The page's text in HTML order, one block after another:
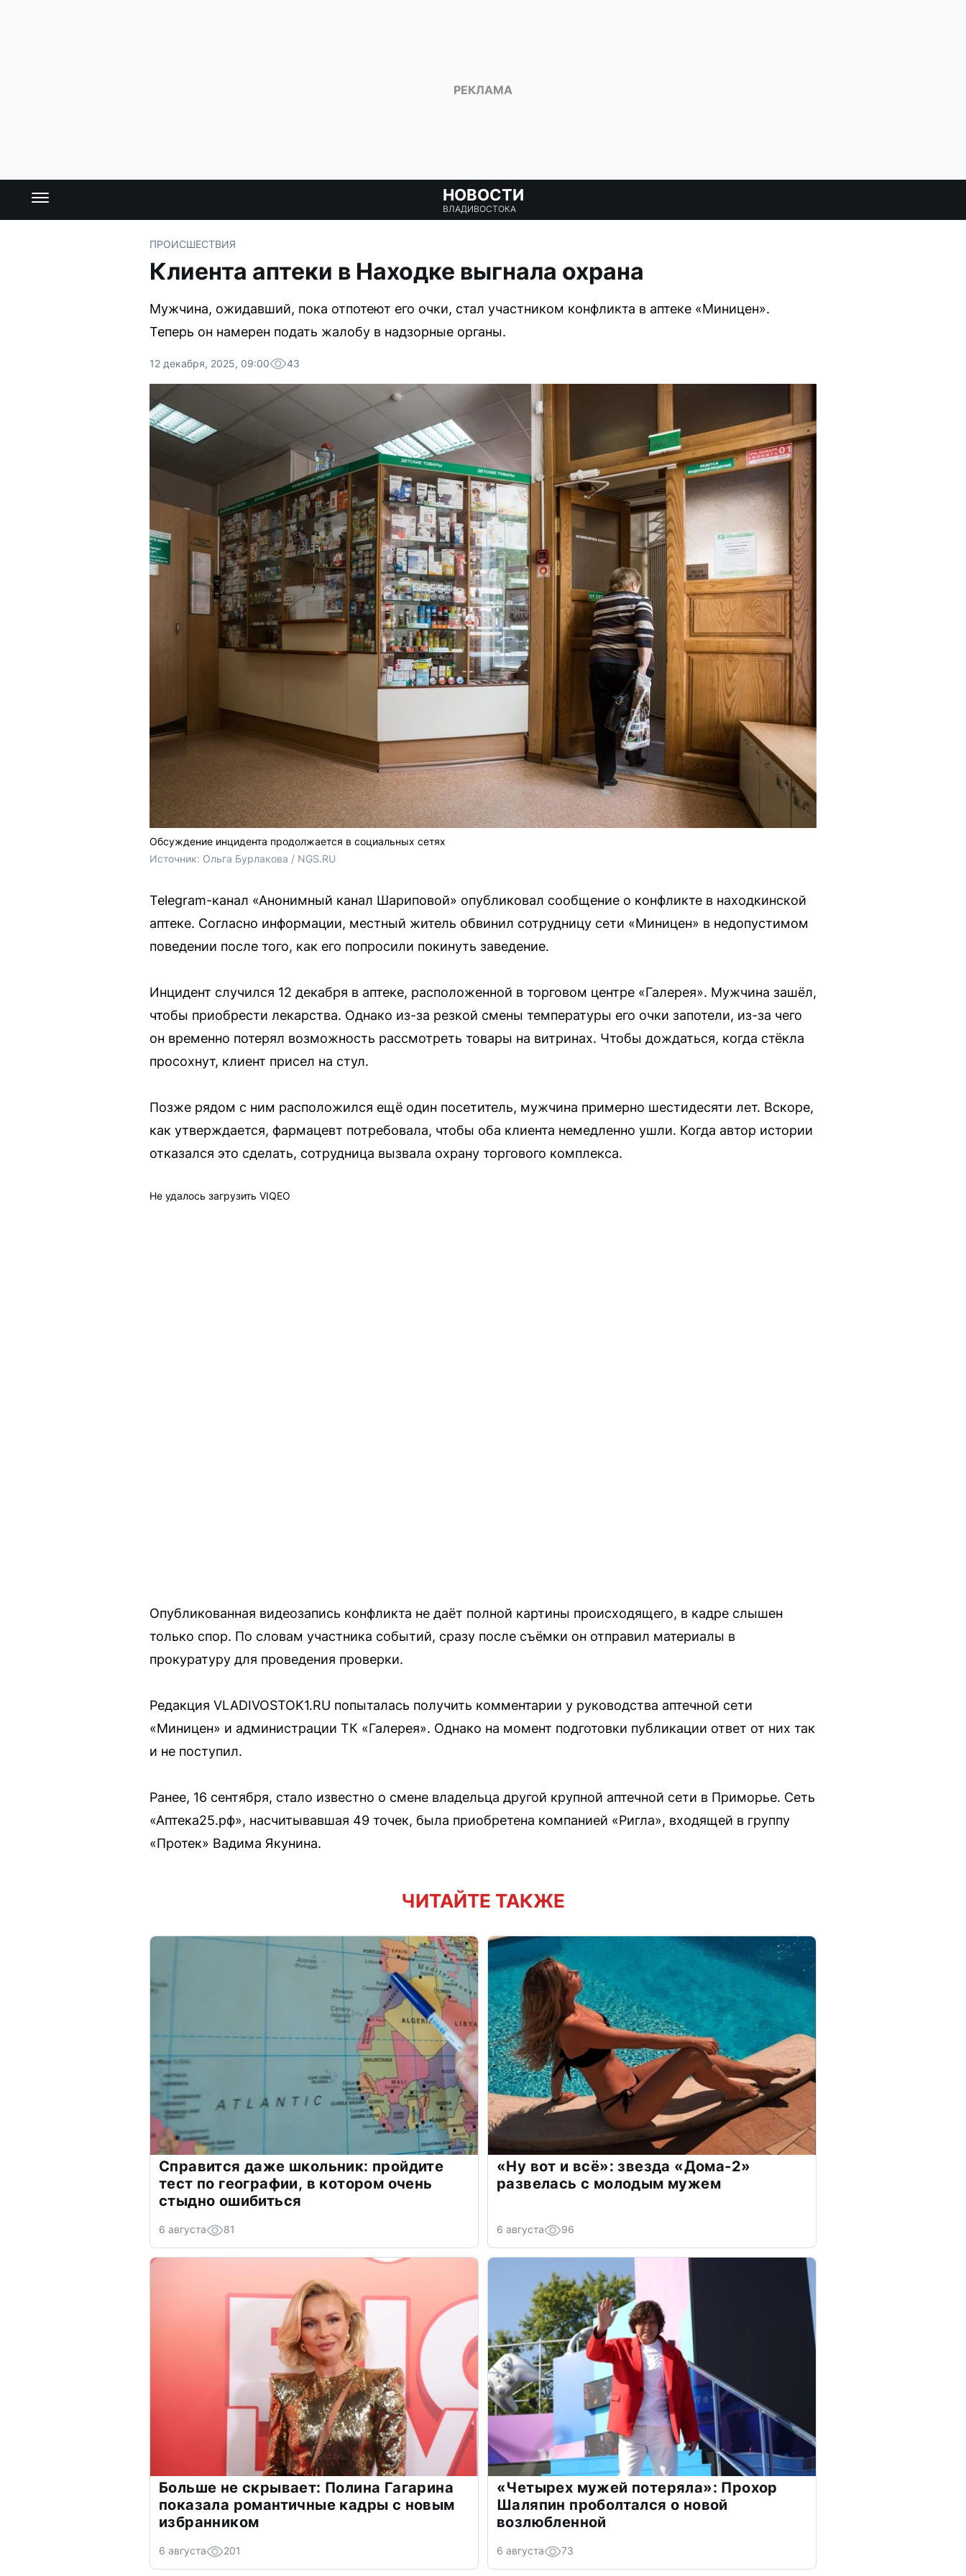
НОВОСТИ
ВЛАДИВОСТОКА
ПРОИСШЕСТВИЯ
Клиента аптеки в Находке выгнала охрана
Мужчина, ожидавший, пока отпотеют его очки, стал участником конфликта в аптеке «Миницен».
Теперь он намерен подать жалобу в надзорные органы.
12 декабря, 2025, 09:00 43
Обсуждение инцидента продолжается в социальных сетях
Источник: Ольга Бурлакова / NGS.RU
Telegram-канал «Анонимный канал Шариповой» опубликовал сообщение о конфликте в находкинской
аптеке. Согласно информации, местный житель обвинил сотрудницу сети «Миницен» в недопустимом
поведении после того, как его попросили покинуть заведение.
Инцидент случился 12 декабря в аптеке, расположенной в торговом центре «Галерея». Мужчина зашёл,
чтобы приобрести лекарства. Однако из-за резкой смены температуры его очки запотели, из-за чего
он временно потерял возможность рассмотреть товары на витринах. Чтобы дождаться, когда стёкла
просохнут, клиент присел на стул.
Позже рядом с ним расположился ещё один посетитель, мужчина примерно шестидесяти лет. Вскоре,
как утверждается, фармацевт потребовала, чтобы оба клиента немедленно ушли. Когда автор истории
отказался это сделать, сотрудница вызвала охрану торгового комплекса.
Не удалось загрузить VIQEO
Опубликованная видеозапись конфликта не даёт полной картины происходящего, в кадре слышен
только спор. По словам участника событий, сразу после съёмки он отправил материалы в
прокуратуру для проведения проверки.
Редакция VLADIVOSTOK1.RU попыталась получить комментарии у руководства аптечной сети
«Миницен» и администрации ТК «Галерея». Однако на момент подготовки публикации ответ от них так
и не поступил.
Ранее, 16 сентября, стало известно о смене владельца другой крупной аптечной сети в Приморье. Сеть
«Аптека25.рф», насчитывавшая 49 точек, была приобретена компанией «Ригла», входящей в группу
«Протек» Вадима Якунина.
ЧИТАЙТЕ ТАКЖЕ
Справится даже школьник: пройдите
тест по географии, в котором очень
стыдно ошибиться
6 августа 81
«Ну вот и всё»: звезда «Дома-2»
развелась с молодым мужем
6 августа 96
Больше не скрывает: Полина Гагарина
показала романтичные кадры с новым
избранником
6 августа 201
«Четырех мужей потеряла»: Прохор
Шаляпин проболтался о новой
возлюбленной
6 августа 73